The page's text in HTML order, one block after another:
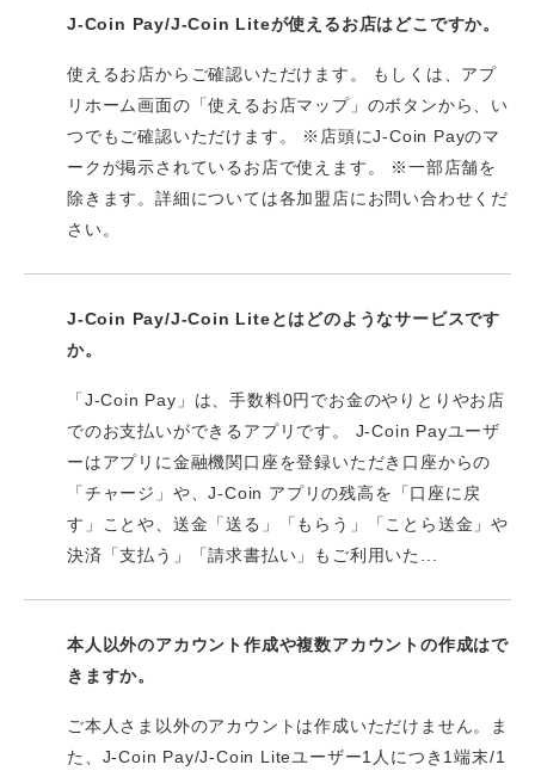
J-Coin Pay/J-Coin Liteが使えるお店はどこですか。
使えるお店からご確認いただけます。 もしくは、アプ
リホーム画面の「使えるお店マップ」のボタンから、い
つでもご確認いただけます。 ※店頭にJ-Coin Payのマ
ークが掲示されているお店で使えます。 ※一部店舗を
除きます。詳細については各加盟店にお問い合わせくだ
さい。
J-Coin Pay/J-Coin Liteとはどのようなサービスです
か。
「J-Coin Pay」は、手数料0円でお金のやりとりやお店
でのお支払いができるアプリです。 J-Coin Payユーザ
ーはアプリに金融機関口座を登録いただき口座からの
「チャージ」や、J-Coin アプリの残高を「口座に戻
す」ことや、送金「送る」「もらう」「ことら送金」や
決済「支払う」「請求書払い」もご利用いた...
本人以外のアカウント作成や複数アカウントの作成はで
きますか。
ご本人さま以外のアカウントは作成いただけません。ま
た、J-Coin Pay/J-Coin Liteユーザー1人につき1端末/1